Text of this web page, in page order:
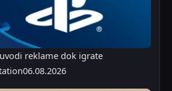
reklame dok igrate
06.08.2026